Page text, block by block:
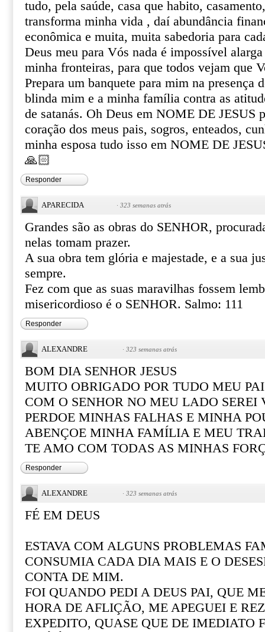
tudo, pela saúde, casa que habito,
transforma minha vida , daí abundância
econômica e muita, muita sabedoria para
Deus meu para Vós nada é impossível
minha fronteiras, para que todos vejam que
Prepara um banquete para mim na presença
blinda mim e a minha família contra as
de satanás. Oh Deus em NOME DE JESUS
coração dos meus pais, sogros, enteados,
minha esposa tudo isso em NOME DE
🙏🏻
Responder
APARECIDA · 323 semanas atrás
Grandes são as obras do SENHOR,
nelas tomam prazer.
A sua obra tem glória e majestade, e a sua
sempre.
Fez com que as suas maravilhas fossem
misericordioso é o SENHOR. Salmo: 111
Responder
ALEXANDRE · 323 semanas atrás
BOM DIA SENHOR JESUS
MUITO OBRIGADO POR TUDO MEU PAI
COM O SENHOR NO MEU LADO SEREI
PERDOE MINHAS FALHAS E MINHA
ABENÇOE MINHA FAMÍLIA E MEU
TE AMO COM TODAS AS MINHAS
Responder
ALEXANDRE · 323 semanas atrás
FÉ EM DEUS
ESTAVA COM ALGUNS PROBLEMAS
CONSUMIA CADA DIA MAIS E O
CONTA DE MIM.
FOI QUANDO PEDI A DEUS PAI, QUE
HORA DE AFLIÇÃO, ME APEGUEI E
EXPEDITO, QUASE QUE DE IMEDIATO